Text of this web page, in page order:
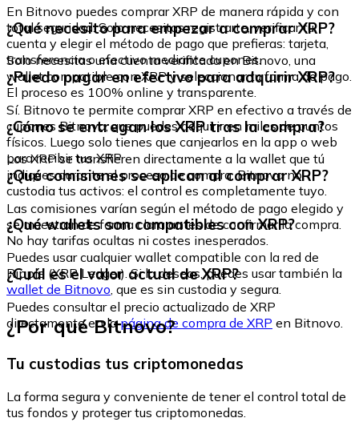
En Bitnovo puedes comprar XRP de manera rápida y con
total seguridad. Solo necesitas registrarte, verificar tu
cuenta y elegir el método de pago que prefieras: tarjeta,
transferencia o efectivo mediante cupones.
¿Qué necesito para empezar a comprar XRP?
Solo necesitas una cuenta verificada en Bitnovo, una
wallet compatible con XRP y seleccionar tu forma de pago.
El proceso es 100% online y transparente.
¿Puedo pagar en efectivo para adquirir XRP?
Sí. Bitnovo te permite comprar XRP en efectivo a través de
cupones Bitnovo, que puedes adquirir en miles de puntos
físicos. Luego solo tienes que canjearlos en la app o web
para recibir tus XRP
¿Cómo se entregan los XRP tras la compra?
Los XRP se transfieren directamente a la wallet que tú
indiques durante el proceso de compra. Bitnovo no
custodia tus activos: el control es completamente tuyo.
¿Qué comisiones se aplican al comprar XRP?
Las comisiones varían según el método de pago elegido y
se muestran de forma clara antes de confirmar la compra.
No hay tarifas ocultas ni costes inesperados.
¿Qué wallets son compatibles con XRP?
Puedes usar cualquier wallet compatible con la red de
Ripple (XRP Ledger). Si lo deseas, puedes usar también la
wallet de Bitnovo, que es sin custodia y segura.
¿Cuál es el valor actual de XRP?
Puedes consultar el precio actualizado de XRP
directamente en lapágina de compra de XRP en Bitnovo.
¿Por qué Bitnovo?
Tu custodias tus criptomonedas
La forma segura y conveniente de tener el control total de
tus fondos y proteger tus criptomonedas.